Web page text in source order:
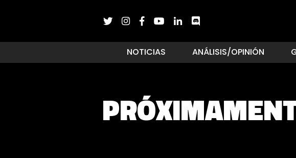
NOTICIAS ANÁLISIS/OPINIÓN